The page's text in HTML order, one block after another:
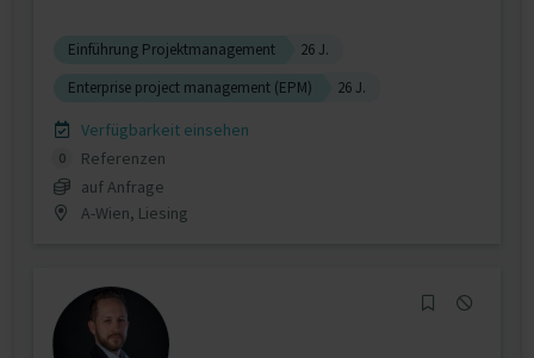
Einführung Projektmanagement
26 J.
Enterprise project management (EPM)
26 J.
Verfügbarkeit einsehen
0
Referenzen
auf Anfrage
A-Wien, Liesing